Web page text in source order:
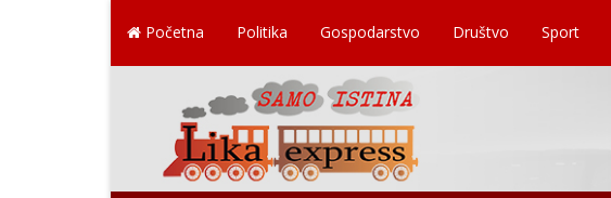
Početna Politika Gospodarstvo Društvo Sport